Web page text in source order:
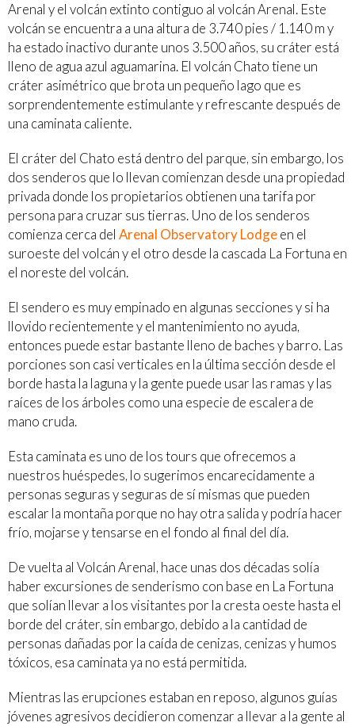
Arenal y el volcán extinto contiguo al volcán Arenal. Este
volcán se encuentra a una altura de 3.740 pies / 1.140 m y
ha estado inactivo durante unos 3.500 años, su cráter está
lleno de agua azul aguamarina. El volcán Chato tiene un
cráter asimétrico que brota un pequeño lago que es
sorprendentemente estimulante y refrescante después de
una caminata caliente.
El cráter del Chato está dentro del parque, sin embargo, los
dos senderos que lo llevan comienzan desde una propiedad
privada donde los propietarios obtienen una tarifa por
persona para cruzar sus tierras. Uno de los senderos
comienza cerca del Arenal Observatory Lodgeen el
suroeste del volcán y el otro desde la cascada La Fortuna en
el noreste del volcán.
El sendero es muy empinado en algunas secciones y si ha
llovido recientemente y el mantenimiento no ayuda,
entonces puede estar bastante lleno de baches y barro. Las
porciones son casi verticales en la última sección desde el
borde hasta la laguna y la gente puede usar las ramas y las
raíces de los árboles como una especie de escalera de
mano cruda.
Esta caminata es uno de los tours que ofrecemos a
nuestros huéspedes, lo sugerimos encarecidamente a
personas seguras y seguras de sí mismas que pueden
escalar la montaña porque no hay otra salida y podría hacer
frío, mojarse y tensarse en el fondo al final del día.
De vuelta al Volcán Arenal, hace unas dos décadas solía
haber excursiones de senderismo con base en La Fortuna
que solían llevar a los visitantes por la cresta oeste hasta el
borde del cráter, sin embargo, debido a la cantidad de
personas dañadas por la caída de cenizas, cenizas y humos
tóxicos, esa caminata ya no está permitida.
Mientras las erupciones estaban en reposo, algunos guías
jóvenes agresivos decidieron comenzar a llevar a la gente al